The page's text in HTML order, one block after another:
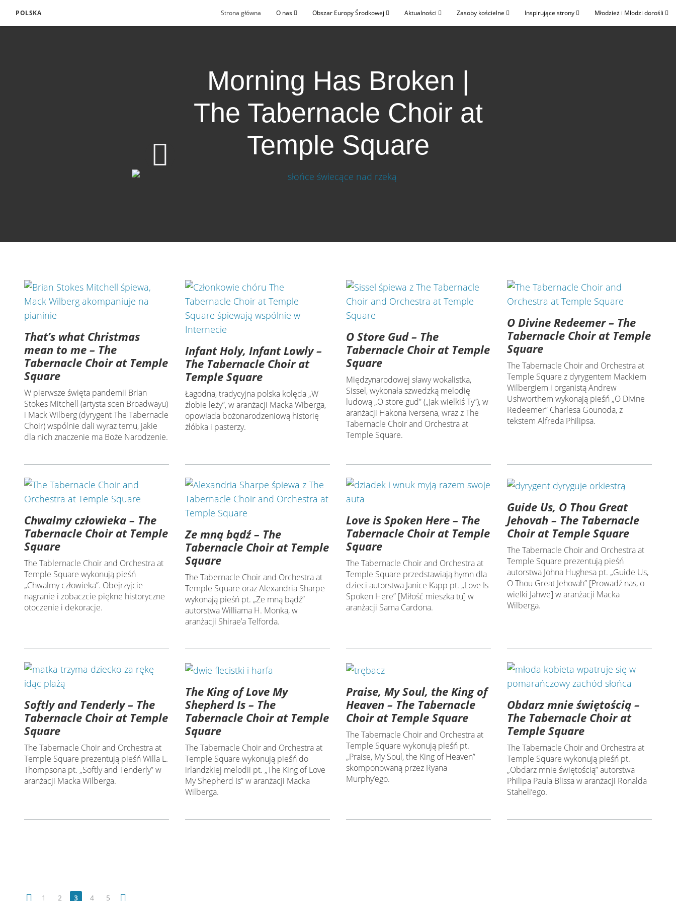
POLSKA Strona główna O nas Obszar Europy Środkowej Aktualności Zasoby kościelne Inspirujące strony Młodzież i Młodzi dorośli
Morning Has Broken |
The Tabernacle Choir at
Temple Square
That’s what Christmas
mean to me – The
Tabernacle Choir at Temple
Square
W pierwsze święta pandemii Brian
Stokes Mitchell (artysta scen Broadwayu)
i Mack Wilberg (dyrygent The Tabernacle
Choir) wspólnie dali wyraz temu, jakie
dla nich znaczenie ma Boże Narodzenie.
Infant Holy, Infant Lowly –
The Tabernacle Choir at
Temple Square
Łagodna, tradycyjna polska kolęda „W
żłobie leży”, w aranżacji Macka Wiberga,
opowiada bożonarodzeniową historię
żłóbka i pasterzy.
O Store Gud – The
Tabernacle Choir at Temple
Square
Międzynarodowej sławy wokalistka,
Sissel, wykonała szwedzką melodię
ludową „O store gud” („Jak wielkiś Ty”), w
aranżacji Hakona Iversena, wraz z The
Tabernacle Choir and Orchestra at
Temple Square.
O Divine Redeemer – The
Tabernacle Choir at Temple
Square
The Tabernacle Choir and Orchestra at
Temple Square z dyrygentem Mackiem
Wilbergiem i organistą Andrew
Ushworthem wykonają pieśń „O Divine
Redeemer” Charlesa Gounoda, z
tekstem Alfreda Philipsa.
Chwalmy człowieka – The
Tabernacle Choir at Temple
Square
The Tablernacle Choir and Orchestra at
Temple Square wykonują pieśń
„Chwalmy człowieka”. Obejrzyjcie
nagranie i zobaczcie piękne historyczne
otoczenie i dekoracje.
Ze mną bądź – The
Tabernacle Choir at Temple
Square
The Tabernacle Choir and Orchestra at
Temple Square oraz Alexandria Sharpe
wykonają pieśń pt. „Ze mną bądź”
autorstwa Williama H. Monka, w
aranżacji Shirae’a Telforda.
Love is Spoken Here – The
Tabernacle Choir at Temple
Square
The Tabernacle Choir and Orchestra at
Temple Square przedstawiają hymn dla
dzieci autorstwa Janice Kapp pt. „Love Is
Spoken Here” [Miłość mieszka tu] w
aranżacji Sama Cardona.
Guide Us, O Thou Great
Jehovah – The Tabernacle
Choir at Temple Square
The Tabernacle Choir and Orchestra at
Temple Square prezentują pieśń
autorstwa Johna Hughesa pt. „Guide Us,
O Thou Great Jehovah” [Prowadź nas, o
wielki Jahwe] w aranżacji Macka
Wilberga.
Softly and Tenderly – The
Tabernacle Choir at Temple
Square
The Tabernacle Choir and Orchestra at
Temple Square prezentują pieśń Willa L.
Thompsona pt. „Softly and Tenderly” w
aranżacji Macka Wilberga.
The King of Love My
Shepherd Is – The
Tabernacle Choir at Temple
Square
The Tabernacle Choir and Orchestra at
Temple Square wykonują pieśń do
irlandzkiej melodii pt. „The King of Love
My Shepherd Is” w aranżacji Macka
Wilberga.
Praise, My Soul, the King of
Heaven – The Tabernacle
Choir at Temple Square
The Tabernacle Choir and Orchestra at
Temple Square wykonują pieśń pt.
„Praise, My Soul, the King of Heaven”
skomponowaną przez Ryana
Murphy’ego.
Obdarz mnie świętością –
The Tabernacle Choir at
Temple Square
The Tabernacle Choir and Orchestra at
Temple Square wykonują pieśń pt.
„Obdarz mnie świętością” autorstwa
Philipa Paula Blissa w aranżacji Ronalda
Staheli’ego.
1 2 3 4 5